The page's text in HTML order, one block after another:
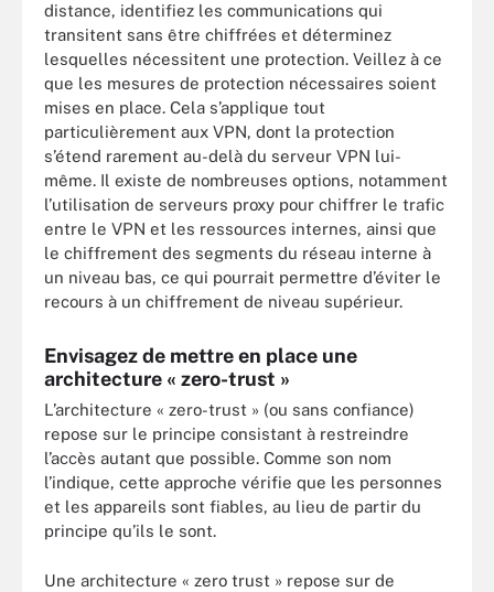
distance, identifiez les communications qui
transitent sans être chiffrées et déterminez
lesquelles nécessitent une protection. Veillez à ce
que les mesures de protection nécessaires soient
mises en place. Cela s’applique tout
particulièrement aux VPN, dont la protection
s’étend rarement au-delà du serveur VPN lui-
même. Il existe de nombreuses options, notamment
l’utilisation de serveurs proxy pour chiffrer le trafic
entre le VPN et les ressources internes, ainsi que
le chiffrement des segments du réseau interne à
un niveau bas, ce qui pourrait permettre d’éviter le
recours à un chiffrement de niveau supérieur.
Envisagez de mettre en place une
architecture « zero-trust »
L’architecture « zero-trust » (ou sans confiance)
repose sur le principe consistant à restreindre
l’accès autant que possible. Comme son nom
l’indique, cette approche vérifie que les personnes
et les appareils sont fiables, au lieu de partir du
principe qu’ils le sont.
Une architecture « zero trust » repose sur de